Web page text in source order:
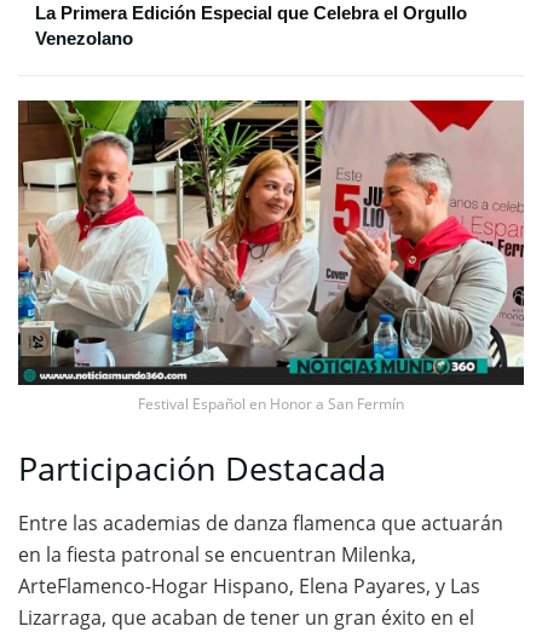
La Primera Edición Especial que Celebra el Orgullo
Venezolano
Festival Español en Honor a San Fermín
Participación Destacada
Entre las academias de danza flamenca que actuarán
en la fiesta patronal se encuentran Milenka,
ArteFlamenco-Hogar Hispano, Elena Payares, y Las
Lizarraga, que acaban de tener un gran éxito en el